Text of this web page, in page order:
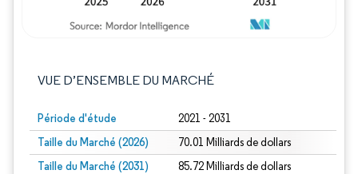
VUE D’ENSEMBLE DU MARCHÉ
Période d'étude 2021 - 2031
Taille du Marché (2026) 70.01 Milliards de dollars
Taille du Marché (2031) 85.72 Milliards de dollars